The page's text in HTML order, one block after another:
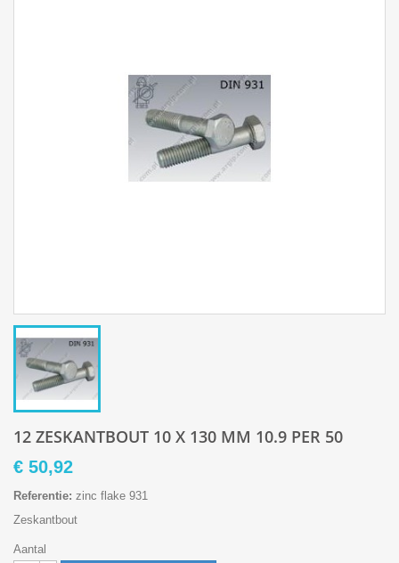
12 ZESKANTBOUT 10 X 130 MM 10.9 PER 50
€ 50,92
Referentie: zinc flake 931
Zeskantbout
Aantal